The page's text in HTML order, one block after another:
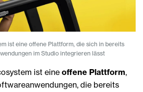
ist eine offene Plattform, die sich in bereits
im Studio integrieren lässt
ist eine offene Plattform,
die bereits